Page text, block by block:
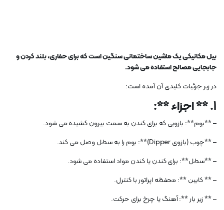
بیل مکانیکی یک ماشین ساختمانی سنگین است که برای حفاری، بلند کردن و
جابجایی مصالح استفاده می شود.
در زیر جزئیات کلیدی آن آمده است:
1. ** اجزاء **:
– **بوم**: بازویی که برای کندن به سمت بیرون کشیده می شود.
– **چوب (بازوی Dipper)**: بوم را به سطل وصل می کند.
– **سطل**: برای کندن یا کندن مواد استفاده می شود.
– ** کابین **: محفظه اپراتور با کنترل.
– ** زیر بار **: آهنگ یا چرخ برای حرکت.